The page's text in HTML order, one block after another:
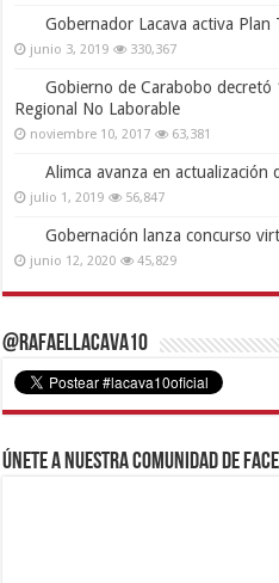
Gobernador Lacava activa
junio 3, 2019 330,367
Gobierno de Carabobo decretó
Regional No Laborable
noviembre 10, 2017 63,381
Alimca avanza en actualización
julio 1, 2019 56,847
Gobernación lanza concurso
junio 12, 2020 45,829
@RafaelLacava10
Únete a nuestra comunidad de